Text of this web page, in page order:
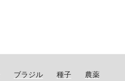
ブラジル 種子 農薬